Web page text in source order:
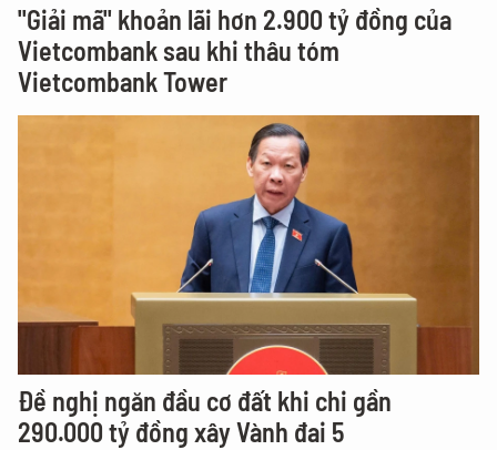
"Giải mã" khoản lãi hơn 2.900 tỷ đồng của
Vietcombank sau khi thâu tóm
Vietcombank Tower
Đề nghị ngăn đầu cơ đất khi chi gần
290.000 tỷ đồng xây Vành đai 5